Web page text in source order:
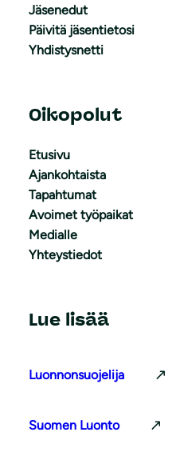
Jäsenedut
Päivitä jäsentietosi
Yhdistysnetti
Oikopolut
Etusivu
Ajankohtaista
Tapahtumat
Avoimet työpaikat
Medialle
Yhteystiedot
Lue lisää
Luonnonsuojelija
Suomen Luonto